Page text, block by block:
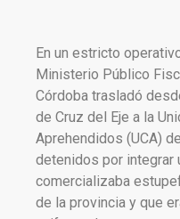
En un estricto
Ministerio Público
Córdoba trasladó
de Cruz del Eje a la
Aprehendidos (UCA)
detenidos por integrar
comercializaba
de la provincia y que